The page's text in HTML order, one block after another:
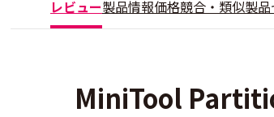
レビュー製品情報価格競合・類似製品
MiniTool